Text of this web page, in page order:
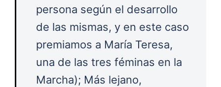
persona según el desarrollo
de las mismas, y en este caso
premiamos a María Teresa,
una de las tres féminas en la
Marcha); Más lejano,